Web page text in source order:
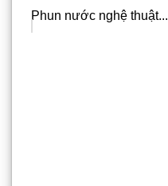
Phun nước nghệ thuật...